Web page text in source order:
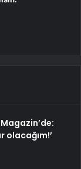
olacağım!’